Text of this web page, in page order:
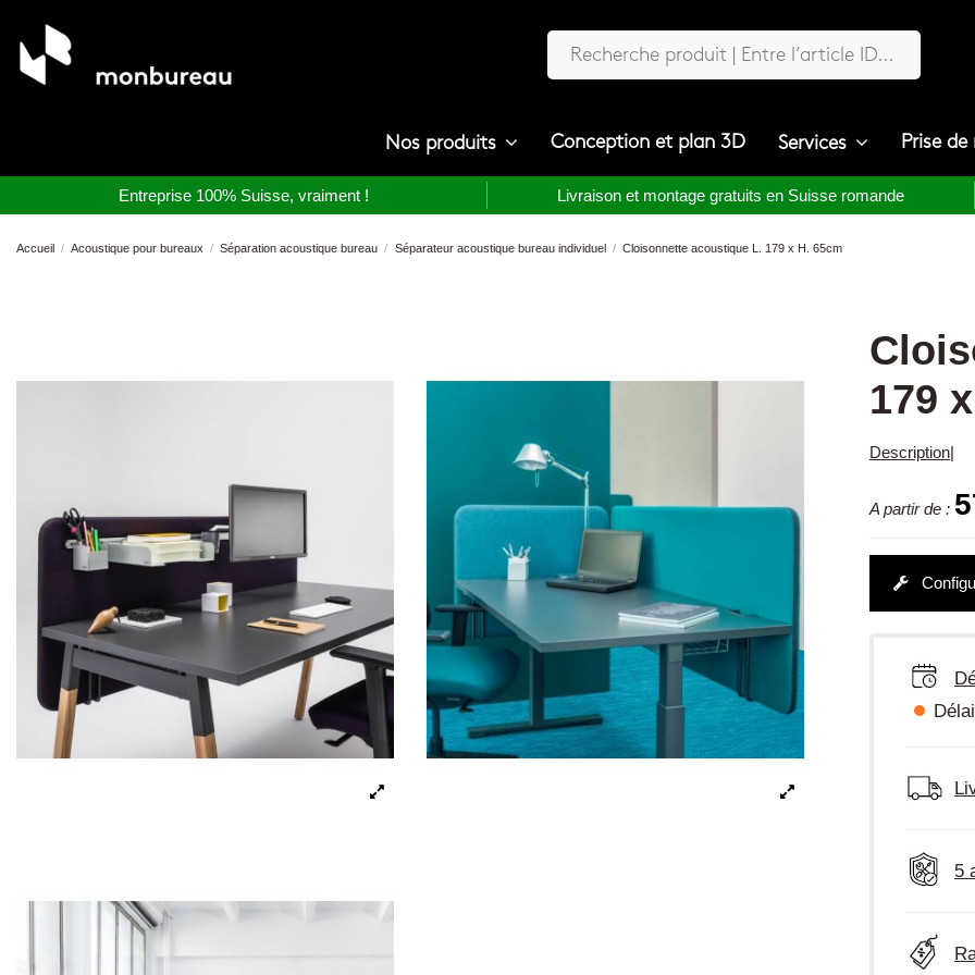
Nos produits Conception et plan 3D Services Prise
Entreprise 100% Suisse, vraiment ! Livraison et montage gratuits en Suisse romande
Accueil Acoustique pour bureaux Séparation acoustique bureau Séparateur acoustique bureau individuel Cloisonnette acoustique L. 179 x H. 65cm
179
Description|
A partir de :
5